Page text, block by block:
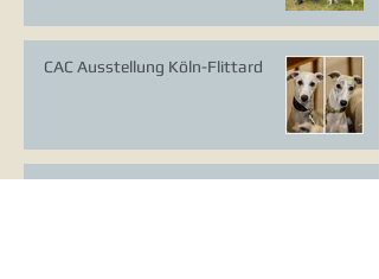
CAC Ausstellung Köln-Flittard